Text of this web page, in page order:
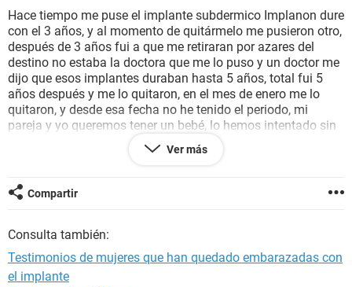
SEXUALIDAD
GLOSARIO
Hace tiempo me puse el implante subdermico Implanon dure
con el 3 años, y al momento de quitármelo me pusieron otro,
después de 3 años fui a que me retiraran por azares del
destino no estaba la doctora que me lo puso y un doctor me
dijo que esos implantes duraban hasta 5 años, total fui 5
años después y me lo quitaron, en el mes de enero me lo
quitaron, y desde esa fecha no he tenido el periodo, mi
pareja y yo queremos tener un bebé, lo hemos intentado sin
éxito, mi pregunta es que si ¿es normal esa situación?,
¿puedo tomar algo?... no se que esta pasando :( cabe
aproximadamente.
Ver más
Compartir
Consulta también:
Testimonios de mujeres que han quedado embarazadas con
el implante